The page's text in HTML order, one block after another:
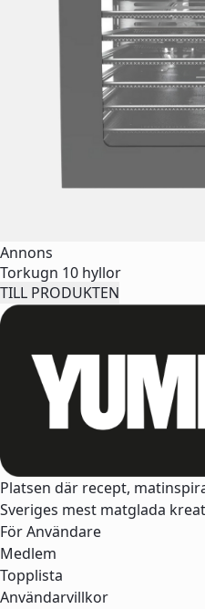
Annons
Torkugn 10 hyllor
TILL PRODUKTEN
Platsen där recept,
Sveriges mest matglada
För Användare
Medlem
Topplista
Användarvillkor